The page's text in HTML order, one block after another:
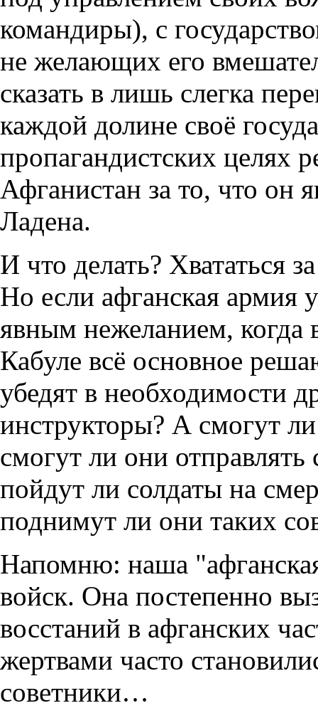
командиры), с
не желающих его
сказать в лишь слегка
каждой долине своё
пропагандистских целях
Афганистан за то, что он
Ладена.
И что делать? Хвататься
Но если афганская армия
явным нежеланием, когда
Кабуле всё основное
убедят в необходимости
инструкторы? А смогут
смогут ли они отправлять
пойдут ли солдаты на
поднимут ли они таких
Напомню: наша
войск. Она постепенно
восстаний в афганских
жертвами часто
советники…